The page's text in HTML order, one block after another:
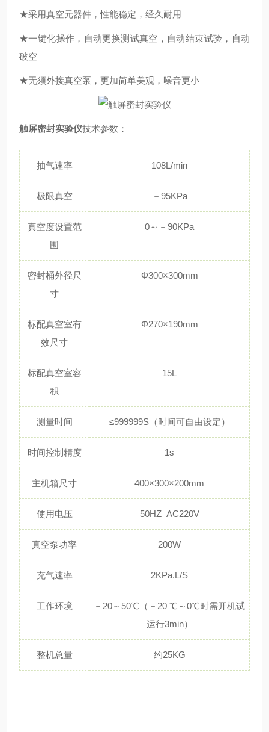
★采用真空元器件，性能稳定，经久耐用
★一键化操作，自动更换测试真空，自动结束试验，自动
破空
★无须外接真空泵，更加简单美观，噪音更小
触屏密封实验仪技术参数：
抽气速率 108L/min
极限真空 －95KPa
真空度设置范
围
0～－90KPa
密封桶外径尺
寸
Φ300×300mm
标配真空室有
效尺寸
Φ270×190mm
标配真空室容
积
15L
测量时间 ≤999999S（时间可自由设定）
时间控制精度 1s
主机箱尺寸 400×300×200mm
使用电压 50HZ AC220V
真空泵功率 200W
充气速率 2KPa.L/S
工作环境
－20～50℃（－20 ℃～0℃时需开机试
运行3min）
整机总量 约25KG